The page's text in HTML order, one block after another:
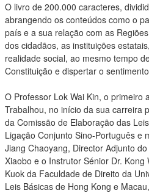
O livro de 200.000 caracteres,
abrangendo os conteúdos como o
país e a sua relação com as
dos cidadãos, as instituições
realidade social, ao mesmo tempo
Constituição e dispertar o
O Professor Lok Wai Kin, o primeiro
Trabalhou, no início da sua carreira
da Comissão de Elaboração das
Ligação Conjunto Sino-Português e
Jiang Chaoyang, Director Adjunto
Xiaobo e o Instrutor Sénior Dr.
Kuok da Faculdade de Direito da
Leis Básicas de Hong Kong e